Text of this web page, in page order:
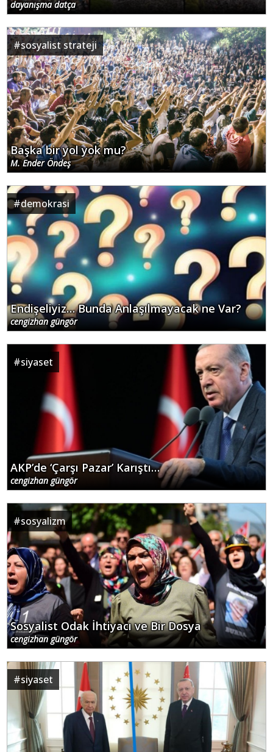
dayanışma datça
#sosyalist strateji
Başka bir yol yok mu?
M. Ender Öndeş
#demokrasi
Endişeliyiz… Bunda Anlaşılmayacak ne Var?
cengizhan güngör
#siyaset
AKP’de ‘Çarşı Pazar’ Karıştı…
cengizhan güngör
#sosyalizm
Sosyalist Odak İhtiyacı ve Bir Dosya
cengizhan güngör
#siyaset